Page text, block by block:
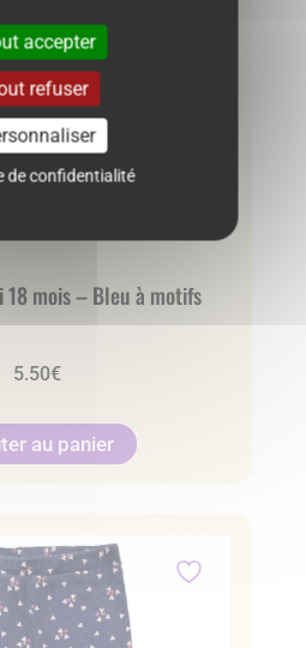
18 mois – Bleu à motifs
5.50€
au panier
accepter
refuser
de confidentialité